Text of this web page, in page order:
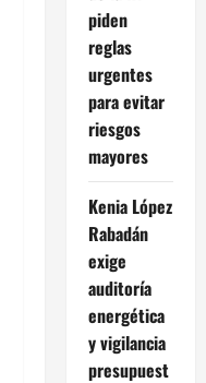
piden
reglas
urgentes
para evitar
riesgos
mayores
Kenia López
Rabadán
exige
auditoría
energética
y vigilancia
presupuest